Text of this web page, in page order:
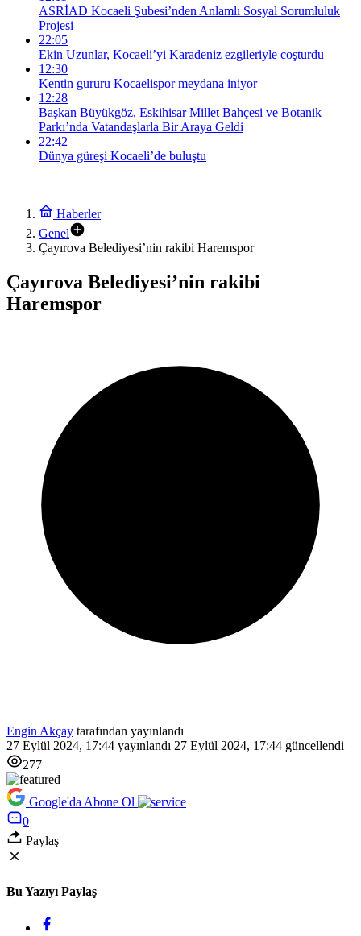
ASRİAD Kocaeli Şubesi’nden Anlamlı Sosyal Sorumluluk
Projesi
22:05
Ekin Uzunlar, Kocaeli’yi Karadeniz ezgileriyle coşturdu
12:30
Kentin gururu Kocaelispor meydana iniyor
12:28
Başkan Büyükgöz, Eskihisar Millet Bahçesi ve Botanik
Parkı’nda Vatandaşlarla Bir Araya Geldi
22:42
Dünya güreşi Kocaeli’de buluştu
Haberler
Genel
Çayırova Belediyesi’nin rakibi Haremspor
Çayırova Belediyesi’nin rakibi
Haremspor
Engin Akçay tarafından yayınlandı
27 Eylül 2024, 17:44 yayınlandı 27 Eylül 2024, 17:44 güncellendi
277
Google'da Abone Ol
0
Paylaş
Bu Yazıyı Paylaş